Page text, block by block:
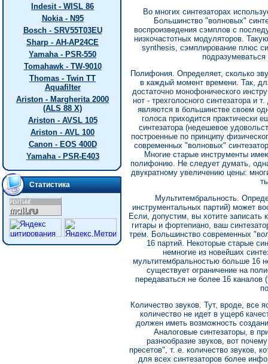
Indesit - WISL 86
Nokia - N95
Bosch - SRV55T03EU
Sharp - AH-AP24CE
Yamaha - PSR-550
Tomahawk - TW-9010
Thomas - Twin TT
Aquafilter
Ariston - Margherita 2000
(ALS 88 X)
Ariston - AVSL 105
Ariston - AVL 100
Canon - EOS 400D
Yamaha - PSR-E403
Статистика
Во многих синтезаторах
Большинство "волновых"
воспроизведения сэмплов с
низкочастотных модуляторов.
synthesis, сэмплирование плюс
подразумеваться
Полифония. Определяет, сколько
в каждый момент времени. Так,
достаточно монофонического
нот - трехголосного синтезатора и
являются в большинстве своем
голоса приходится практически
синтезатора (недешевое
построенные по принципу
современных "волновых"
Многие старые инструменты
полифонию. Не следует думать,
двукратному увеличению цены:
Мультитембральность.
инструментальных партий) может
Если, допустим, вы хотите записать
гитары и фортепиано, ваш
трем. Большинство современных
16 партий. Некоторые старые
немногие из новейших
мультитембральностью больше 16
существует ограничение на
передаваться не более 16 каналов
Количество звуков. Тут, вроде, все
количество не идет в ущерб
должен иметь возможность
Аналоговые синтезаторы, в
разнообразие звуков, вот
пресетов", т. е. количество звуков,
для всех синтезаторов более